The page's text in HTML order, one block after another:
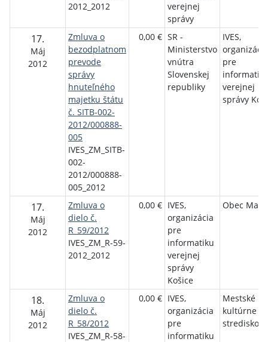
2012_2012
verejnej
správy
17.
Máj
2012
Zmluva o
bezodplatnom
prevode
správy
hnuteľného
majetku štátu
č. SITB-002-
2012/000888-
005
IVES_ZM_SITB-
002-
2012/000888-
005_2012
0,00 € SR -
Ministerstvo
vnútra
Slovenskej
republiky
IVES,
organizácia
pre
verejnej
správy
17.
Máj
2012
Zmluva o
dielo č.
R_59/2012
IVES_ZM_R-59-
2012_2012
0,00 € IVES,
organizácia
pre
informatiku
verejnej
správy
Košice
Obec
18.
Máj
2012
Zmluva o
dielo č.
R_58/2012
IVES_ZM_R-58-
0,00 € IVES,
organizácia
pre
informatiku
Mestské
kultúrne
stredisko